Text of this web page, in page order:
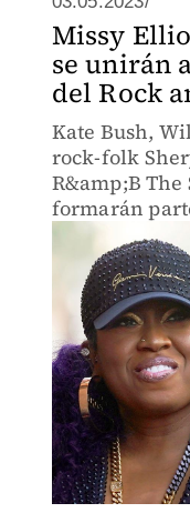
Missy
se unirán
del Rock
Kate Bush,
rock-folk
R&amp;B
formarán
Rock and Roll.